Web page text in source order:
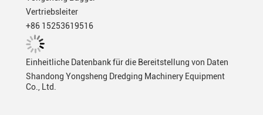
Vertriebsleiter
+86 15253619516
Einheitliche Datenbank für die Bereitstellung von Daten
Shandong Yongsheng Dredging Machinery Equipment
Co., Ltd.